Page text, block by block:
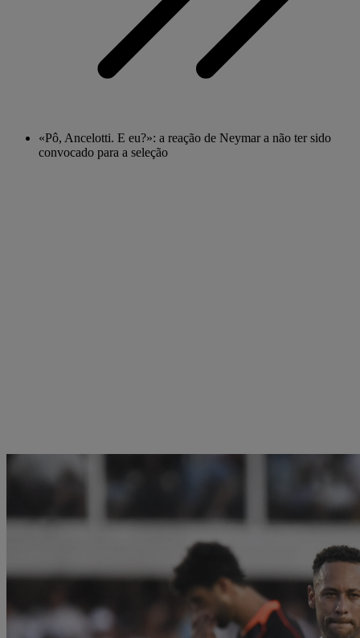
«Pô, Ancelotti. E eu?»: a reação de Neymar a não ter sido
convocado para a seleção